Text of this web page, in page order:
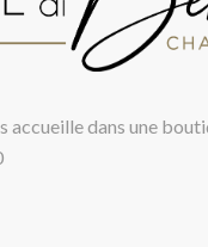
accueille dans une